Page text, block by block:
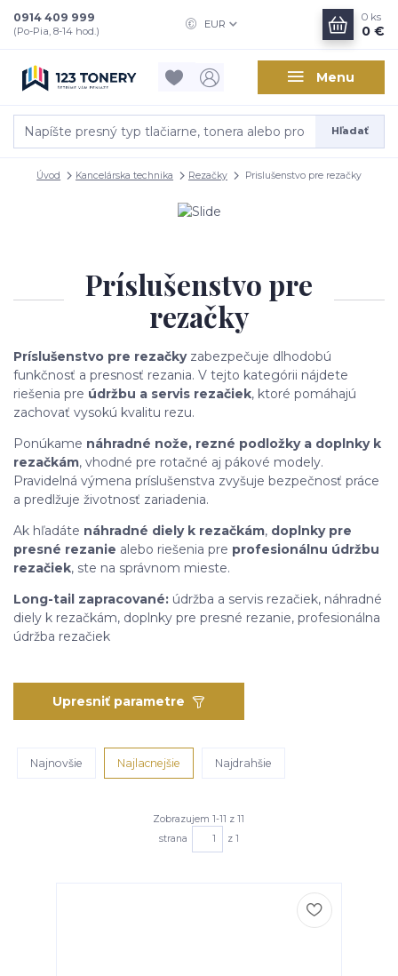
Menu
EUR
Hľadať
0914 409 999
(Po-Pia, 8-14 hod.)
0 ks
0 €
Úvod Kancelárska technika Rezačky Prislušenstvo pre rezačky
Príslušenstvo pre
rezačky
Príslušenstvo pre rezačkyzabezpečuje dlhodobú
funkčnosť a presnosť rezania. V tejto kategórii nájdete
riešenia pre údržbu a servis rezačiek, ktoré pomáhajú
zachovať vysokú kvalitu rezu.
Ponúkame náhradné nože, rezné podložky a doplnky k
rezačkám, vhodné pre rotačné aj pákové modely.
Pravidelná výmena príslušenstva zvyšuje bezpečnosť práce
a predlžuje životnosť zariadenia.
Ak hľadáte náhradné diely k rezačkám, doplnky pre
presné rezanie alebo riešenia pre profesionálnu údržbu
rezačiek, ste na správnom mieste.
Long-tail zapracované: údržba a servis rezačiek, náhradné
diely k rezačkám, doplnky pre presné rezanie, profesionálna
údržba rezačiek
Upresniť parametre
Najnovšie Najlacnejšie Najdrahšie
Zobrazujem 1-11 z 11
strana
z 1